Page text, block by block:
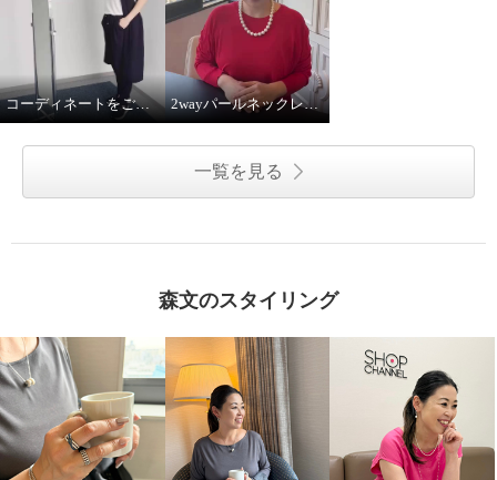
コーディネートをご紹介！ 2wayパールネックレス着用してみました
一覧を見る
森文のスタイリング